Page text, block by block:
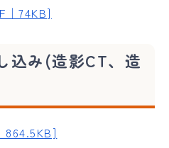
｜74KB]
込み(造影CT、造
864.5KB]